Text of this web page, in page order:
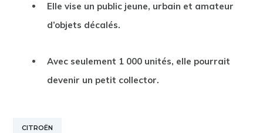
Elle vise un public jeune, urbain et amateur
d’objets décalés.
Avec seulement 1 000 unités, elle pourrait
devenir un petit collector.
CITROËN